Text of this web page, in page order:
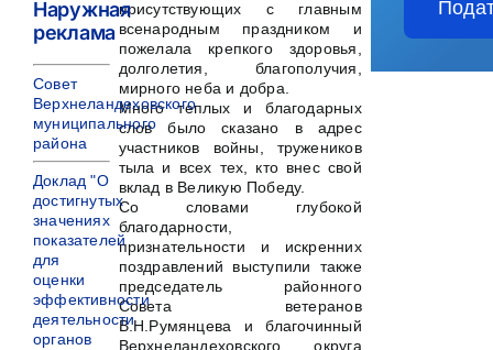
присутствующих с главным
всенародным праздником и
пожелала крепкого здоровья,
долголетия, благополучия,
мирного неба и добра.
Много теплых и благодарных
слов было сказано в адрес
участников войны, тружеников
тыла и всех тех, кто внес свой
вклад в Великую Победу.
Со словами глубокой
благодарности,
признательности и искренних
поздравлений выступили также
председатель районного
Совета ветеранов
В.Н.Румянцева и благочинный
Верхнеландеховского округа
Наружная
реклама
Совет
Верхнеландеховского
муниципального
района
Доклад "О
достигнутых
значениях
показателей
для
оценки
эффективности
деятельности
органов